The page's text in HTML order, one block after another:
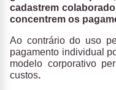
cadastrem
concentrem os
Ao contrário do uso
pagamento individual
modelo corporativo
custos.